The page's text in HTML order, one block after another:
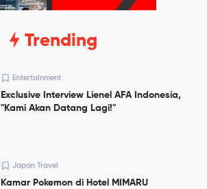
Trending
Entertainment
Exclusive Interview Lienel AFA Indonesia,
"Kami Akan Datang Lagi!"
Japan Travel
Kamar Pokemon di Hotel MIMARU